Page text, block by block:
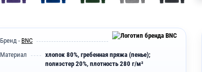
Бренд - BNC
Материал
хлопок 80%, гребенная пряжа (пенье);
полиэстер 20%, плотность 280 г/м²